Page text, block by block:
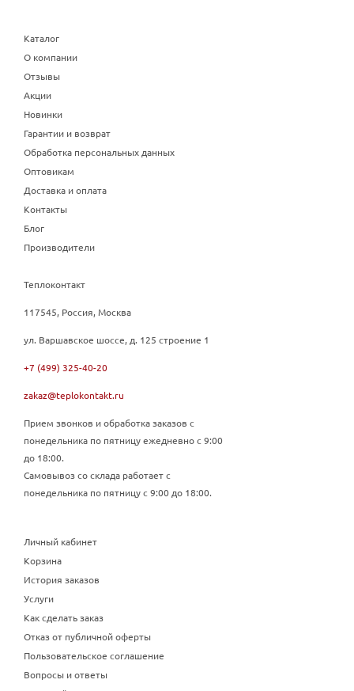
Каталог
О компании
Отзывы
Акции
Новинки
Гарантии и возврат
Обработка персональных данных
Оптовикам
Доставка и оплата
Контакты
Блог
Производители
Теплоконтакт
117545, Россия, Москва
ул. Варшавское шоссе, д. 125 строение 1
+7 (499) 325-40-20
zakaz@teplokontakt.ru
Прием звонков и обработка заказов с
понедельника по пятницу ежедневно с 9:00
до 18:00.
Самовывоз со склада работает с
понедельника по пятницу с 9:00 до 18:00.
Личный кабинет
Корзина
История заказов
Услуги
Как сделать заказ
Отказ от публичной оферты
Пользовательское соглашение
Вопросы и ответы